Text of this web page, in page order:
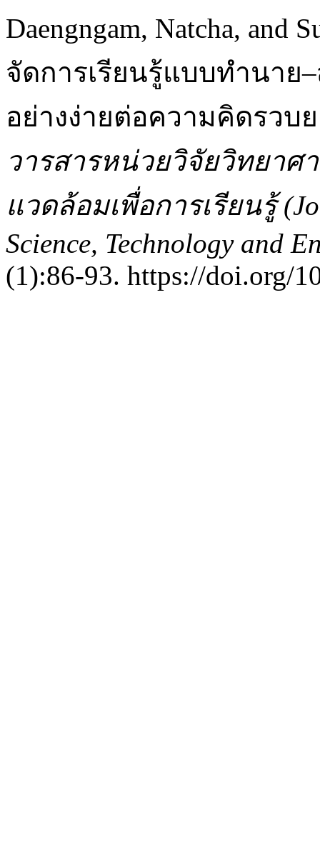
Daengngam, Natcha, and
จัดการเรียนรู้แบบทำนาย
อย่างง่ายต่อความคิดรวบ
วารสารหน่วยวิจัยวิทยาศ
แวดล้อมเพื่อการเรียนรู้
Science, Technology and
(1):86-93. https://doi.org/